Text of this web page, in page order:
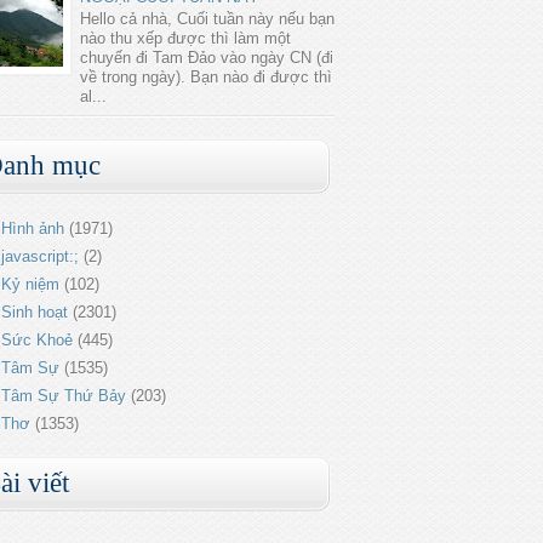
Hello cả nhà, Cuối tuần này nếu bạn
nào thu xếp được thì làm một
chuyến đi Tam Đảo vào ngày CN (đi
về trong ngày). Bạn nào đi được thì
al...
mục
Hình ảnh (1971)
javascript:; (2)
Kỷ niệm (102)
Sinh hoạt (2301)
Sức Khoẻ (445)
Tâm Sự (1535)
Tâm Sự Thứ Bảy (203)
Thơ (1353)
viết